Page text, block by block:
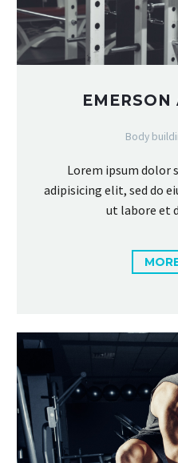
EMERSON
Body
Lorem ipsum dolor
adipisicing elit, sed do
ut labore et